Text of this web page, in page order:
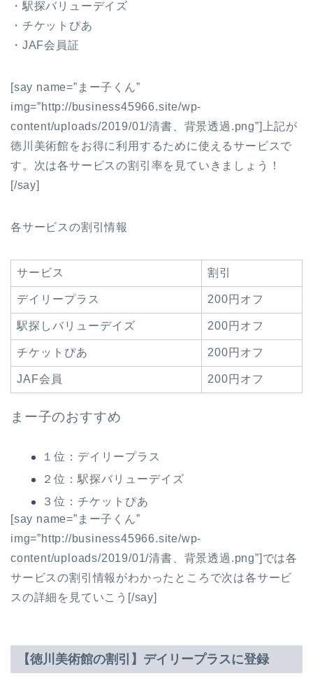
・駅探バリューデイズ
・チケットぴあ
・JAF会員証
[say name=”まー子くん”
img=”http://business45966.site/wp-
content/uploads/2019/01/清書、背景透過.png”]上記が
徳川美術館をお得に利用するために使えるサービスで
す。次は各サービスの割引率を見ていきましょう！
[/say]
各サービスの割引情報
サービス 割引
デイリープラス 200円オフ
駅探しバリューデイズ 200円オフ
チケットぴあ 200円オフ
JAF会員 200円オフ
まー子のおすすめ
１位： デイリープラス
２位： 駅探バリューデイズ
３位： チケットぴあ
[say name=”まー子くん”
img=”http://business45966.site/wp-
content/uploads/2019/01/清書、背景透過.png”]では各
サービスの割引情報がわかったところで次は各サービ
スの詳細を見ていこう[/say]
【徳川美術館の割引】デイリープラスに登録